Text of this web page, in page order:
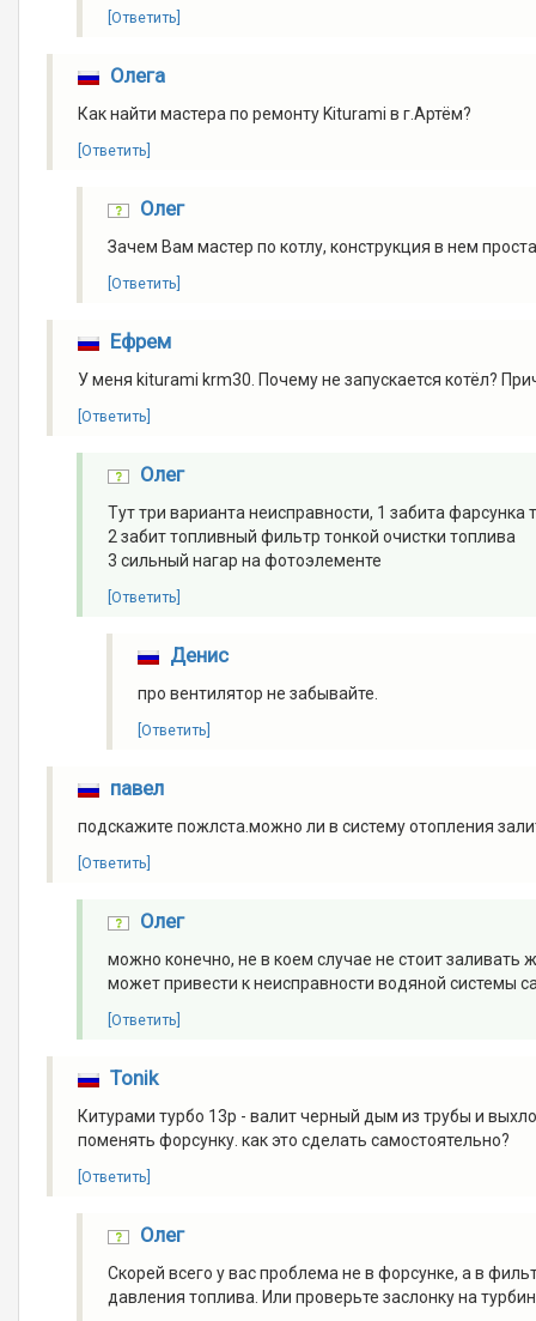
[Ответить]
Олега
Как найти мастера по ремонту Kiturami в г.Артём?
[Ответить]
Олег
Зачем Вам мастер по котлу, конструкция в нем
[Ответить]
Ефрем
У меня kiturami krm30. Почему не запускается котёл?
[Ответить]
Олег
Тут три варианта неисправности, 1 забита фарсунка
2 забит топливный фильтр тонкой очистки топлива
3 сильный нагар на фотоэлементе
[Ответить]
Денис
про вентилятор не забывайте.
[Ответить]
павел
подскажите пожлста.можно ли в систему отопления
[Ответить]
Олег
можно конечно, не в коем случае не стоит
может привести к неисправности водяной системы
[Ответить]
Tonik
Китурами турбо 13р - валит черный дым из трубы и
поменять форсунку. как это сделать самостоятельно?
[Ответить]
Олег
Скорей всего у вас проблема не в форсунке, а в
давления топлива. Или проверьте заслонку на